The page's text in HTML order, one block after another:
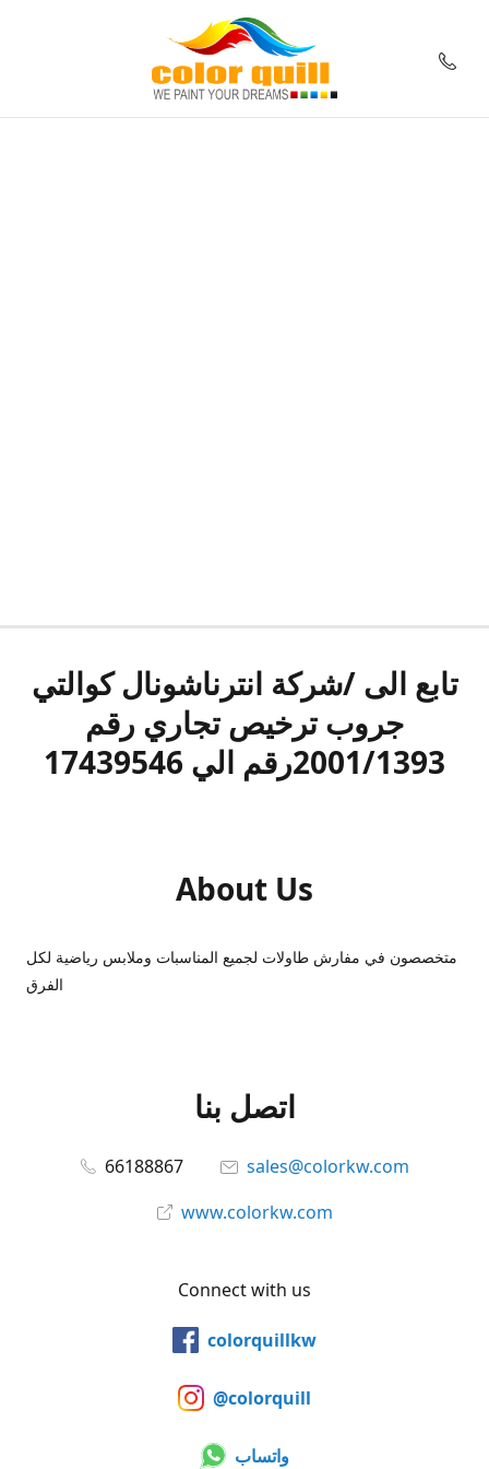
تابع الى /شركة انترناشونال كوالتي
جروب ترخيص تجاري رقم
2001/1393رقم الي 17439546
About Us
متخصصون في مفارش طاولات لجميع المناسبات وملابس رياضية لكل
الفرق
اتصل بنا
66188867
sales@colorkw.com
www.colorkw.com
Connect with us
colorquillkw
@colorquill
واتساب